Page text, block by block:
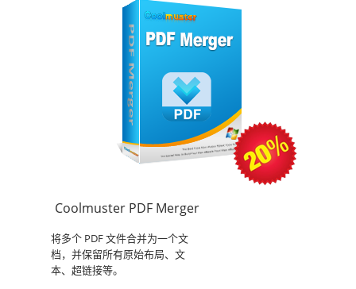
Coolmuster PDF Merger
将多个 PDF 文件合并为一个文
档，并保留所有原始布局、文
本、超链接等。